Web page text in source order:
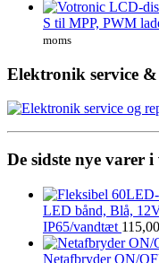
pris
S til MPP, PWM
moms
Elektronik service
De sidste nye varer i
LED bånd, Blå,
IP65/vandtæt 115,00
Netafbryder ON/